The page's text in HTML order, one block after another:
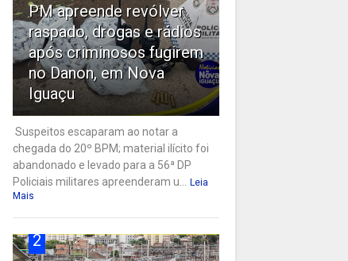
PM apreende revólver
raspado, drogas e rádios
após criminosos fugirem
no Danon, em Nova
Iguaçu
Suspeitos escaparam ao notar a
chegada do 20º BPM; material ilícito foi
abandonado e levado para a 56ª DP
Policiais militares apreenderam u...
Leia
Mais
2